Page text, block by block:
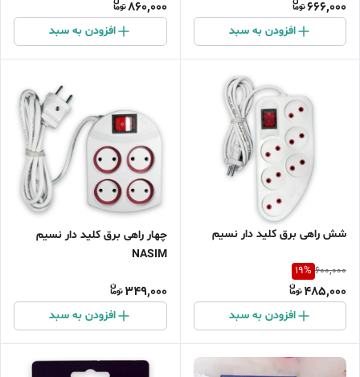
666,000
افزودن به سبد
860,000
افزودن به سبد
شش راهی برق کلید دار نسیم
600,000
19%
485,000
افزودن به سبد
چهار راهی برق کلید دار نسیم
NASIM
349,000
افزودن به سبد